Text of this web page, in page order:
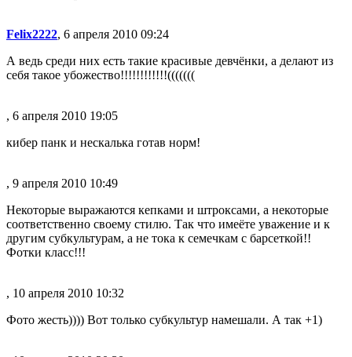
Felix2222, 6 апреля 2010 09:24
А ведь среди них есть такие красивые девчёнки, а делают из
себя такое убожество!!!!!!!!!!!!(((((((
, 6 апреля 2010 19:05
кибер панк и нескалька готав норм!
, 9 апреля 2010 10:49
Некоторые выражаются кепками и штроксами, а некоторые
соответственно своему стилю. Так что имеёте уважение и к
другим субкультурам, а не тока к семечкам с барсеткой!!
Фотки класс!!!
, 10 апреля 2010 10:32
Фото жесть)))) Вот только субкультур намешали. А так +1)